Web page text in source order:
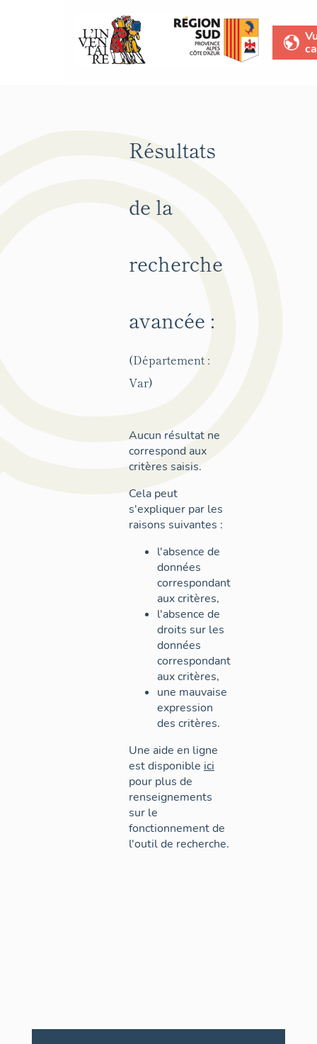
Résultats
de la
recherche
avancée :
(Département :
Var)
Aucun résultat ne
correspond aux
critères saisis.
Cela peut
s'expliquer par les
raisons suivantes :
l'absence de
données
correspondant
aux critères,
l'absence de
droits sur les
données
correspondant
aux critères,
une mauvaise
expression
des critères.
Une aide en ligne
est disponible ici
pour plus de
renseignements
sur le
fonctionnement de
l'outil de recherche.